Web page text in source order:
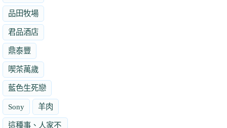
品田牧場
君品酒店
鼎泰豐
喫茶萬歲
藍色生死戀
Sony 羊肉
這種事、人家不